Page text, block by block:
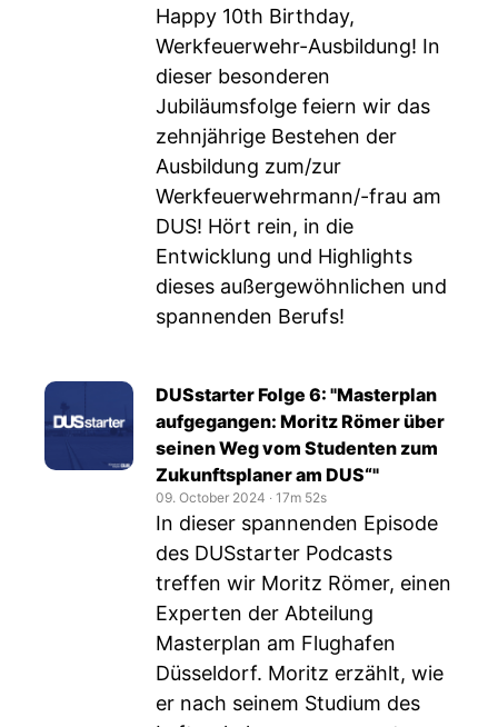
Happy 10th Birthday,
Werkfeuerwehr-Ausbildung! In
dieser besonderen
Jubiläumsfolge feiern wir das
zehnjährige Bestehen der
Ausbildung zum/zur
Werkfeuerwehrmann/-frau am
DUS! Hört rein, in die
Entwicklung und Highlights
dieses außergewöhnlichen und
spannenden Berufs!
DUSstarter Folge 6: "Masterplan
aufgegangen: Moritz Römer über
seinen Weg vom Studenten zum
Zukunftsplaner am DUS“"
09. October 2024 ‧ 17m 52s
In dieser spannenden Episode
des DUSstarter Podcasts
treffen wir Moritz Römer, einen
Experten der Abteilung
Masterplan am Flughafen
Düsseldorf. Moritz erzählt, wie
er nach seinem Studium des